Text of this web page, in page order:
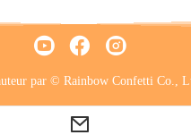
par © Rainbow Confetti Co.,